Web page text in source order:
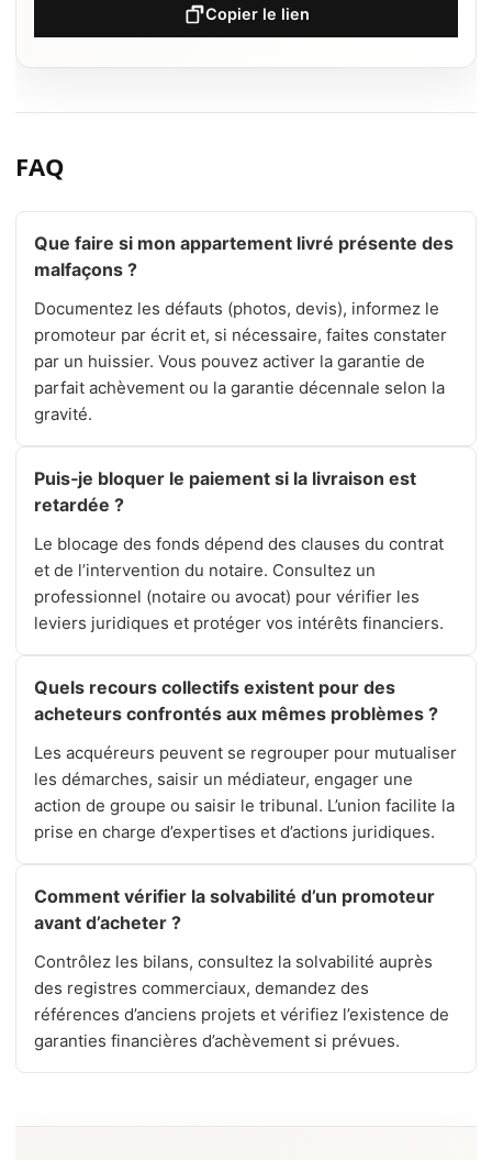
Copier le lien
FAQ
Que faire si mon appartement livré présente des
malfaçons ?
Documentez les défauts (photos, devis), informez le
promoteur par écrit et, si nécessaire, faites constater
par un huissier. Vous pouvez activer la garantie de
parfait achèvement ou la garantie décennale selon la
gravité.
Puis‑je bloquer le paiement si la livraison est
retardée ?
Le blocage des fonds dépend des clauses du contrat
et de l’intervention du notaire. Consultez un
professionnel (notaire ou avocat) pour vérifier les
leviers juridiques et protéger vos intérêts financiers.
Quels recours collectifs existent pour des
acheteurs confrontés aux mêmes problèmes ?
Les acquéreurs peuvent se regrouper pour mutualiser
les démarches, saisir un médiateur, engager une
action de groupe ou saisir le tribunal. L’union facilite la
prise en charge d’expertises et d’actions juridiques.
Comment vérifier la solvabilité d’un promoteur
avant d’acheter ?
Contrôlez les bilans, consultez la solvabilité auprès
des registres commerciaux, demandez des
références d’anciens projets et vérifiez l’existence de
garanties financières d’achèvement si prévues.